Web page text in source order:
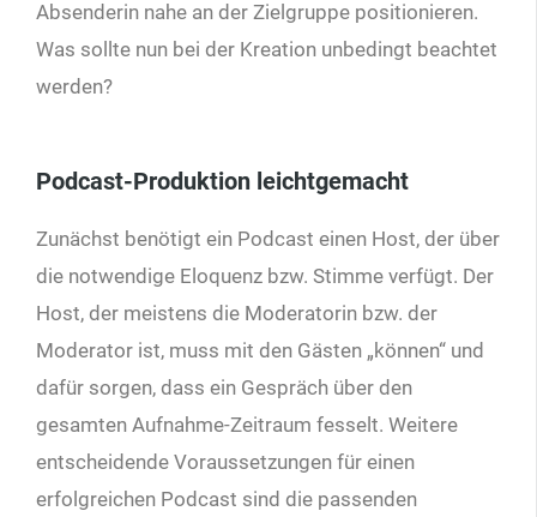
Absenderin nahe an der Zielgruppe positionieren.
Was sollte nun bei der Kreation unbedingt beachtet
werden?
Podcast-Produktion leichtgemacht
Zunächst benötigt ein Podcast einen Host, der über
die notwendige Eloquenz bzw. Stimme verfügt. Der
Host, der meistens die Moderatorin bzw. der
Moderator ist, muss mit den Gästen „können“ und
dafür sorgen, dass ein Gespräch über den
gesamten Aufnahme-Zeitraum fesselt. Weitere
entscheidende Voraussetzungen für einen
erfolgreichen Podcast sind die passenden